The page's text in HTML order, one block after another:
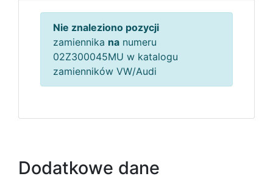
Nie znaleziono pozycji
zamiennika na numeru
02Z300045MU w katalogu
zamienników VW/Audi
Dodatkowe dane